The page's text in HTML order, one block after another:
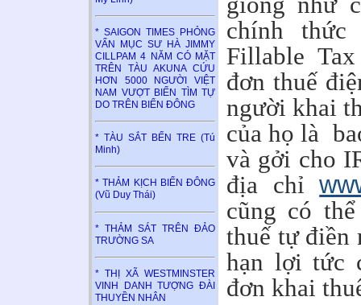
* SAIGON TIMES PHỎNG
VẤN MỤC SƯ HÀ JIMMY
CILLPAM 4 NĂM CÓ MẶT
TRÊN TÀU AKUNA CỨU
HƠN 5000 NGƯỜI VIỆT
NAM VƯỢT BIỂN TÌM TỰ
DO TRÊN BIỂN ĐÔNG
* TÀU SẮT BẾN TRE (Tú
Minh)
* THẢM KỊCH BIỂN ĐÔNG
(Vũ Duy Thái)
* THẢM SÁT TRÊN ĐẢO
TRƯỜNG SA
* THỊ XÃ WESTMINSTER
VINH DANH TƯỢNG ĐÀI
THUYỀN NHÂN
chính thức
Fillable
đơn thuế
người khai
của họ là
và gởi cho
địa chỉ
cũng có
thuế tự điền
hạn lợi tức
đơn khai